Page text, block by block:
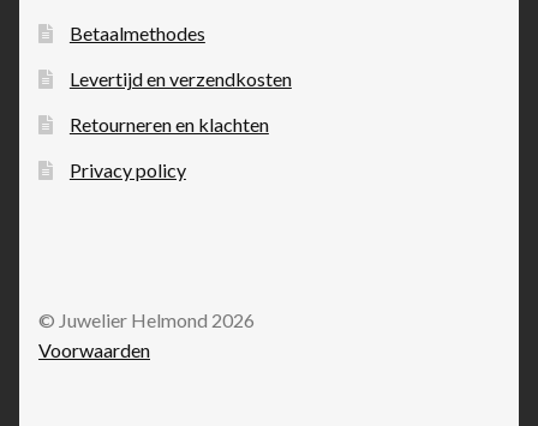
Betaalmethodes
Levertijd en verzendkosten
Retourneren en klachten
Privacy policy
© Juwelier Helmond 2026
Voorwaarden